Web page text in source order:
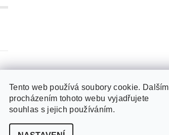
Tento web používá soubory cookie. Dalším
procházením tohoto webu vyjadřujete
souhlas s jejich používáním.